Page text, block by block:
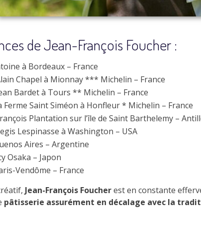
de Jean-François Foucher :
à Bordeaux – France
Chapel à Mionnay *** Michelin – France
Bardet à Tours ** Michelin – France
Ferme Saint Siméon à Honfleur * Michelin – France
Plantation sur l’île de Saint Barthelemy –
Lespinasse à Washington – USA
Aires – Argentine
Osaka – Japon
Vendôme – France
Jean-François Foucherest en constante
pâtisserie assurément en décalage avec la